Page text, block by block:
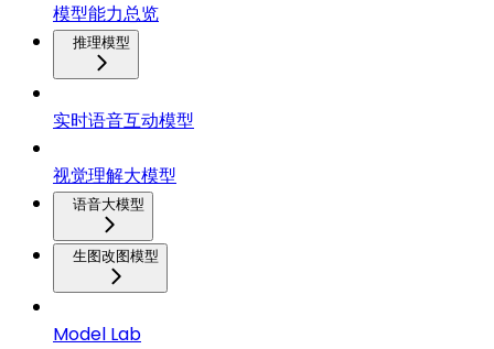
模型能力总览
推理模型
实时语音互动模型
视觉理解大模型
语音大模型
生图改图模型
Model Lab